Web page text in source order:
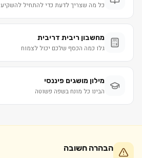
כל מה שצריך לדעת כדי להתחיל להשקיע
מחשבון ריבית דריבית
גלו כמה הכסף שלכם יכול לצמוח
מילון מושגים פיננסי
הבינו כל מונח בשפה פשוטה
הבהרה חשובה